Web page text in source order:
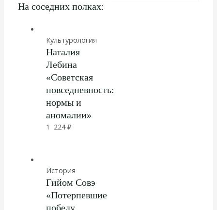
На соседних полках:
Культурология
Наталия
Лебина
«Советская
повседневность:
нормы и
аномалии»
1 224₽
История
Гийом Совэ
«Потерпевшие
победу.